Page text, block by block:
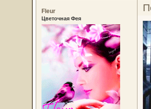
Fleur
Цветочная Фея